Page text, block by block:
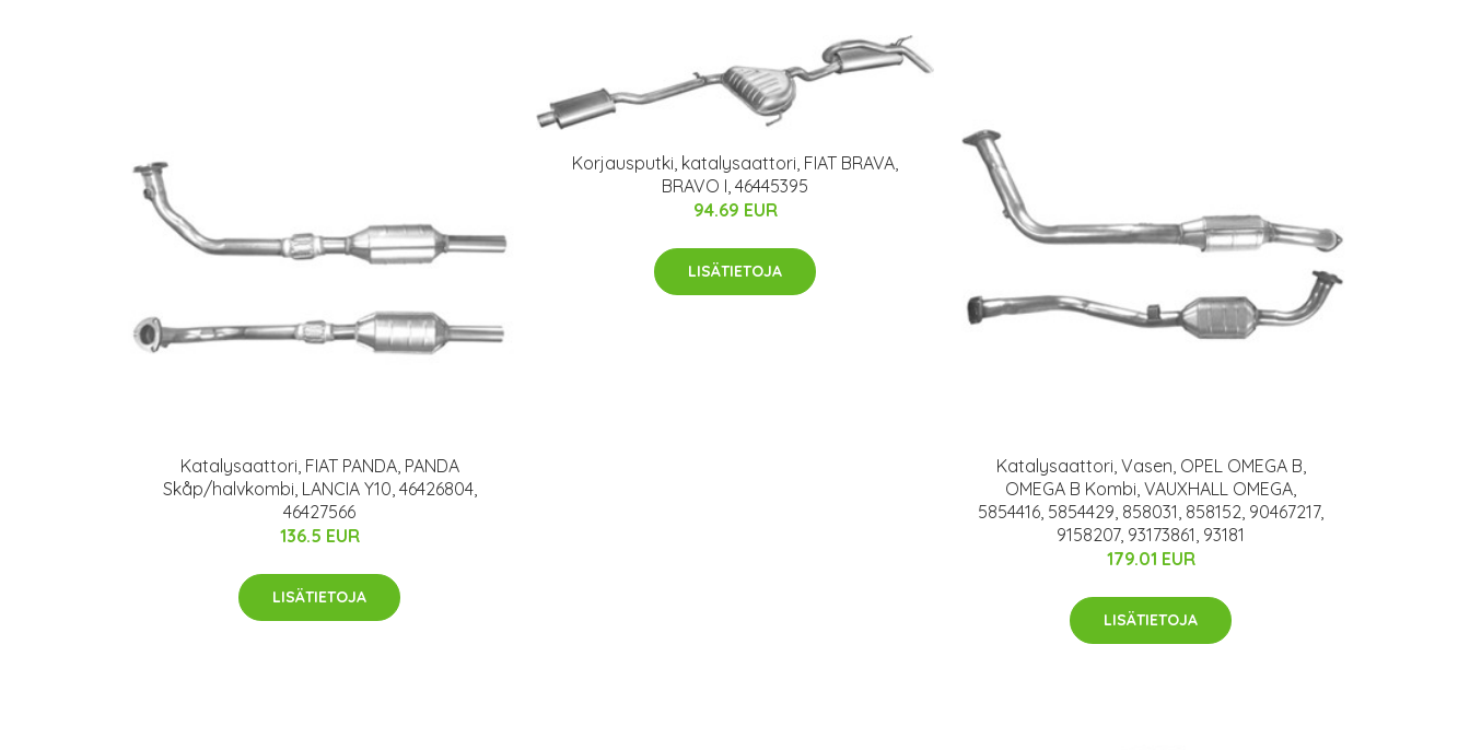
Katalysaattori, FIAT PANDA, PANDA
Skåp/halvkombi, LANCIA Y10, 46426804,
46427566
136.5 EUR
LISÄTIETOJA
Korjausputki, katalysaattori, FIAT BRAVA,
BRAVO I, 46445395
94.69 EUR
LISÄTIETOJA
Katalysaattori, Vasen, OPEL OMEGA B,
OMEGA B Kombi, VAUXHALL OMEGA,
5854416, 5854429, 858031, 858152, 90467217,
9158207, 93173861, 93181
179.01 EUR
LISÄTIETOJA